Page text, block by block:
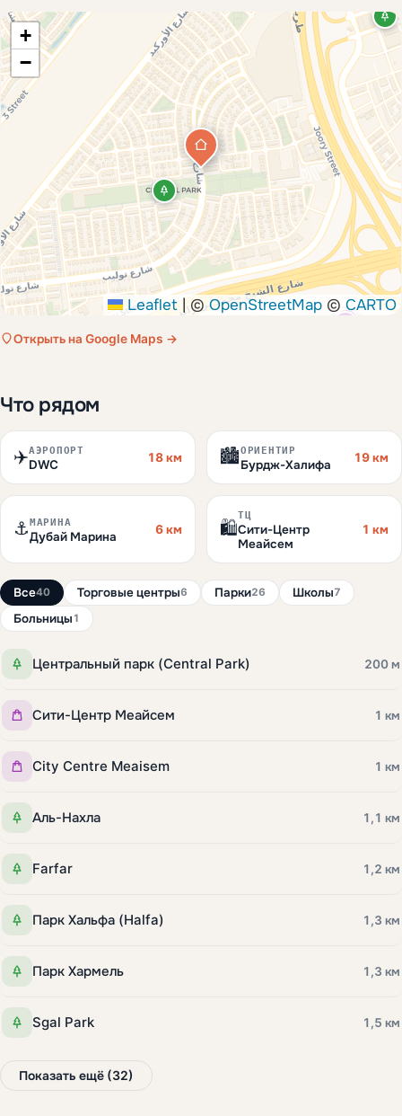
+
−
Leaflet |©OpenStreetMap © CARTO
Открыть на Google Maps →
Что рядом
✈️АЭРОПОРТ
DWC
18 км 🏙️ОРИЕНТИР
Бурдж-Халифа
19 км
⚓ МАРИНА
Дубай Марина
6 км 🛍️
ТЦ
Сити-Центр
Меайсем
1 км
Все40 Торговые центры6 Парки26 Школы7
Больницы1
Центральный парк (Central Park) 200 м
Сити-Центр Меайсем 1 км
City Centre Meaisem 1 км
Аль-Нахла 1,1 км
Farfar 1,2 км
Парк Хальфа (Halfa) 1,3 км
Парк Хармель 1,3 км
Sgal Park 1,5 км
Показать ещё (32)